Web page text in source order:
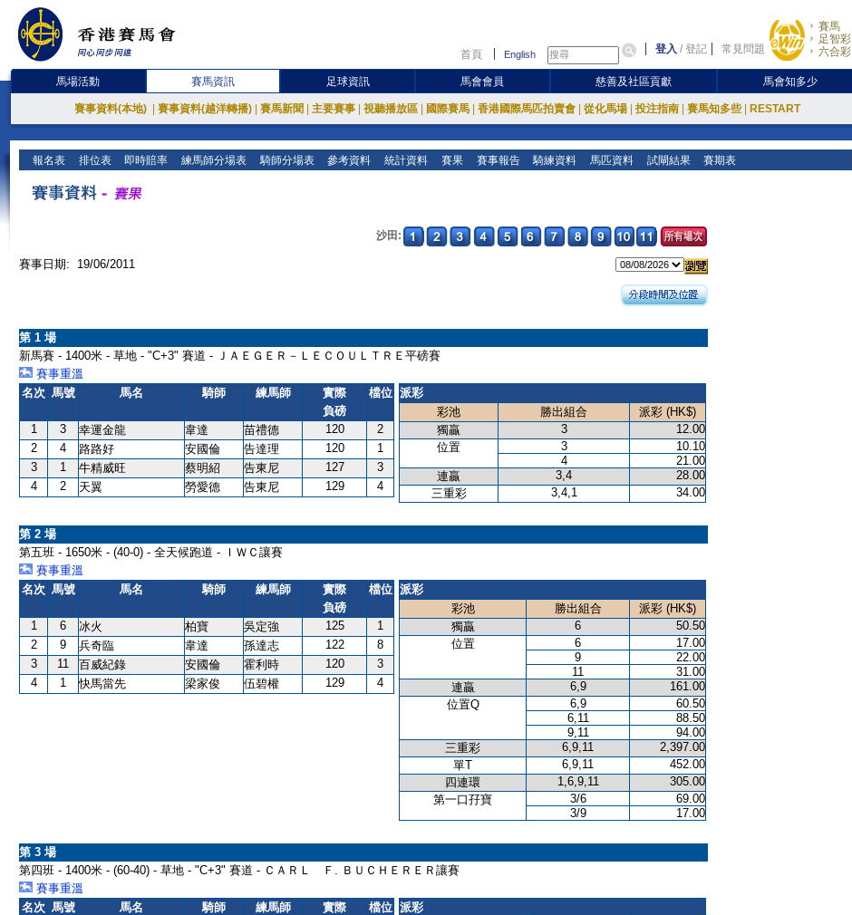
首頁 English 登入 /登記 常見問題
賽馬
足智彩
六合彩
馬場活動 賽馬資訊 足球資訊 馬會會員 慈善及社區貢獻 馬會知多少
賽事資料(本地) 賽事資料(越洋轉播) 賽馬新聞 主要賽事 視聽播放區 國際賽馬 香港國際馬匹拍賣會 從化馬場 投注指南 賽馬知多些 RESTART
報名表 排位表 即時賠率 練馬師分場表 騎師分場表 參考資料 統計資料 賽果 賽事報告 騎練資料 馬匹資料 試閘結果 賽期表
沙田:
賽事日期: 19/06/2011
第 1 場
新馬賽 - 1400米 - 草地 - "C+3" 賽道 - ＪＡＥＧＥＲ－ＬＥＣＯＵＬＴＲＥ平磅賽
賽事重溫
名次 馬號 馬名 騎師 練馬師
實際
負磅
檔位
1 3 幸運金龍 韋達 苗禮德 120
2
2
4 路路好 安國倫 告達理 120
1
3
1 牛精威旺 蔡明紹 告東尼 127
3
4
2 天翼 勞愛德 告東尼 129 4
派彩
彩池
勝出組合
派彩 (HK$)
獨贏
3
12.00
位置
3
10.10
4
21.00
連贏
3,4
28.00
三重彩
3,4,1 34.00
第 2 場
第五班 - 1650米 - (40-0) - 全天候跑道 - ＩＷＣ讓賽
賽事重溫
名次 馬號 馬名 騎師 練馬師
實際
負磅
檔位
1 6 冰火 柏寶 吳定強 125
1
2
9 兵奇臨 韋達 孫達志 122
8
3
11 百威紀錄 安國倫 霍利時 120
3
4
1 快馬當先 梁家俊 伍碧權 129 4
派彩
彩池
勝出組合
派彩 (HK$)
獨贏
6
50.50
位置
6
17.00
9
22.00
11
31.00
連贏
6,9
161.00
位置Q
6,9
60.50
6,11
88.50
9,11
94.00
三重彩
6,9,11
2,397.00
單T
6,9,11
452.00
四連環
1,6,9,11
305.00
第一口孖寶
3/6
69.00
3/9
17.00
第 3 場
第四班 - 1400米 - (60-40) - 草地 - "C+3" 賽道 - ＣＡＲＬ Ｆ. ＢＵＣＨＥＲＥＲ讓賽
賽事重溫
名次 馬號 馬名 騎師 練馬師
實際
檔位 派彩